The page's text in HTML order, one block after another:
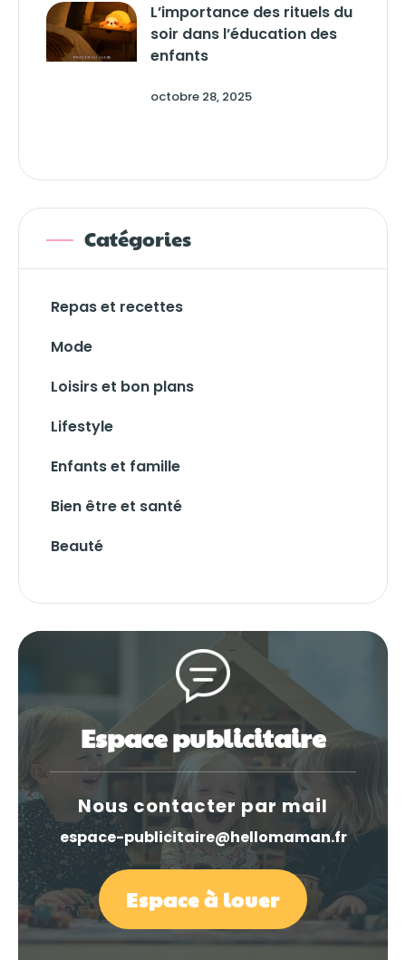
L’importance des rituels du
soir dans l’éducation des
enfants
octobre 28, 2025
Catégories
Repas et recettes
Mode
Loisirs et bon plans
Lifestyle
Enfants et famille
Bien être et santé
Beauté
Espace publicitaire
Nous contacter par mail
espace-publicitaire@hellomaman.fr
Espace à louer